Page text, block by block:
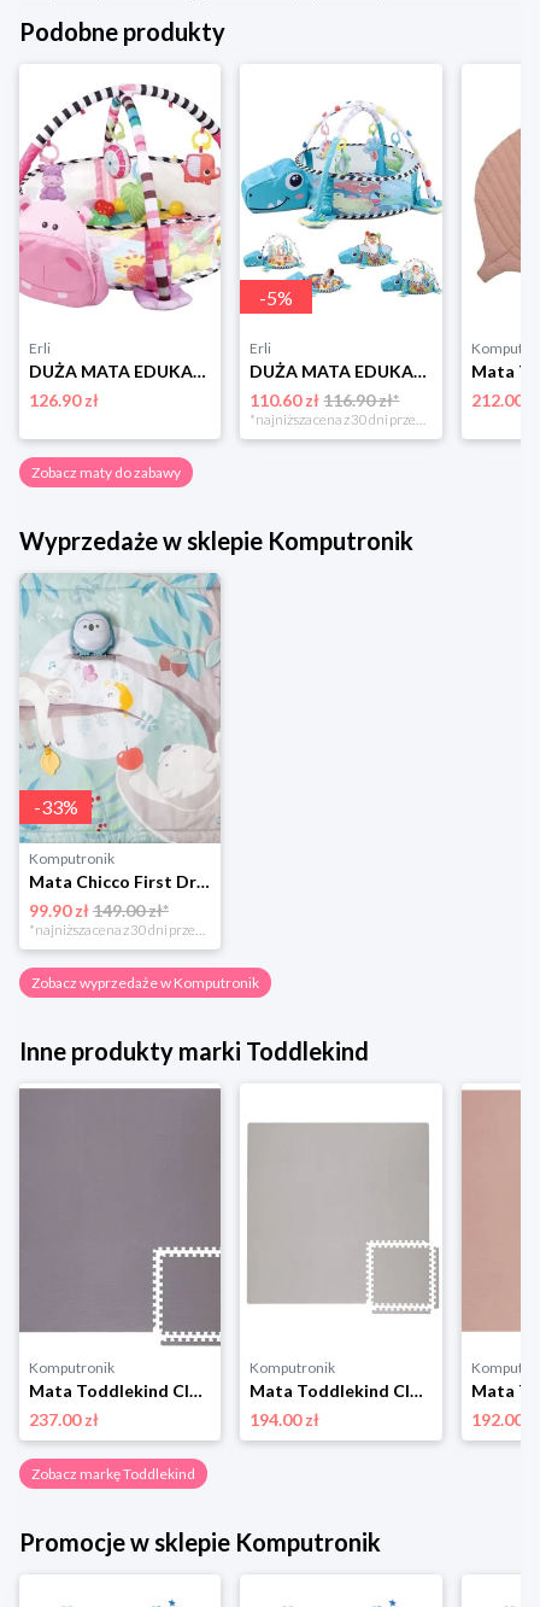
Podobne produkty
Erli
DUŻA MATA EDUKACYJNA 3w1 KOJEC Z PIŁKAMI MUZYKA
126.90 zł
-5%
Erli
DUŻA MATA EDUKACYJNA 3w1 KOJEC Z PIŁKAMI DINOZAURY
110.60 zł 116.90 zł*
*najniższa cena z 30 dni przed obniżką
212.00 zł
Zobacz maty do zabawy
Wyprzedaże w sklepie Komputronik
-33%
Komputronik
Mata Chicco First Dreams Sowa interaktywna
99.90 zł149.00 zł*
Zobacz wyprzedaże w Komputronik
Inne produkty marki Toddlekind
Komputronik
Mata Toddlekind Classic Playmat ciemnoszary
237.00 zł
Komputronik
Mata Toddlekind Classic Playmat szary
194.00 zł
192.00 zł
Zobacz markę Toddlekind
Promocje w sklepie Komputronik